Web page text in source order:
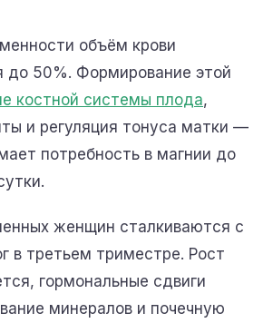
объём крови
до 50%. Формирование этой
костной системы плода,
и регуляция тонуса матки —
потребность в магнии до
женщин сталкиваются с
в третьем триместре. Рост
гормональные сдвиги
минералов и почечную